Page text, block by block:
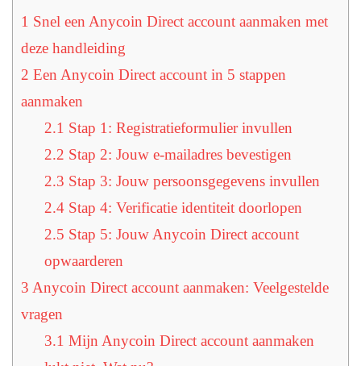
1 Snel een Anycoin Direct account aanmaken met
deze handleiding
2 Een Anycoin Direct account in 5 stappen
aanmaken
2.1 Stap 1: Registratieformulier invullen
2.2 Stap 2: Jouw e-mailadres bevestigen
2.3 Stap 3: Jouw persoonsgegevens invullen
2.4Stap 4: Verificatie identiteit doorlopen
2.5 Stap 5: Jouw Anycoin Direct account
opwaarderen
3 Anycoin Direct account aanmaken: Veelgestelde
vragen
3.1 Mijn Anycoin Direct account aanmaken